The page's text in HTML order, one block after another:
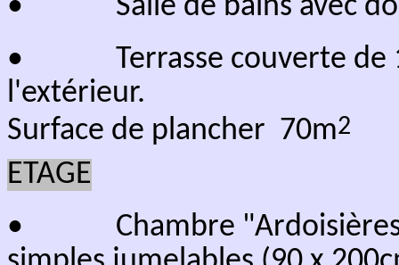
SOUS - SOL
• Parkingferméprivatif
• Local-skibuanderie
chaussures, lave-linge,